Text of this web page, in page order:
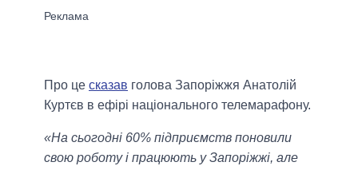
Про це сказав голова Запоріжжя Анатолій
Куртєв в ефірі національного телемарафону.
«На сьогодні 60% підприємств поновили
свою роботу і працюють у Запоріжжі, але